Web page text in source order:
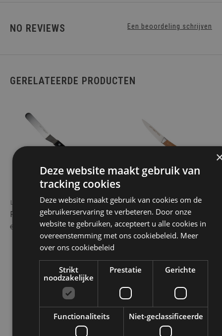
NO REVIEWS Een beoordeling schrijven
GERELATEERDE PRODUCTEN
Les amis du chef
PALETMES - 9CM
€17.50
Babiole
BABIOLE - OFFICEMES
9CM
€24.50
Deze website maakt gebruik van
tracking cookies
Deze website maakt gebruik van cookies om de
gebruikerservaring te verbeteren. Door onze
website te gebruiken, accepteert u alle cookies in
overeenstemming met ons cookiebeleid. Meer
over ons cookiebeleid
Strikt
noodzakelijke
Prestatie Gerichte
Functionaliteits Niet-geclassificeerde